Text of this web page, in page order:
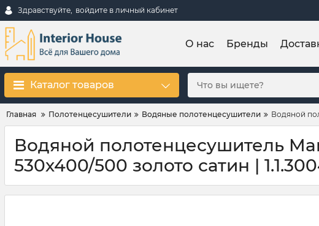
Здравствуйте, войдите в личный кабинет
О нас Бренды
Каталог товаров
Главная Полотенцесушители Водяные полотенцесушители Водяной
Водяной полотенцесушитель
530х400/500 золото сатин |